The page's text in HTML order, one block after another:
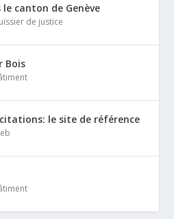
le canton de Genève
de justice
Bois
le site de référence